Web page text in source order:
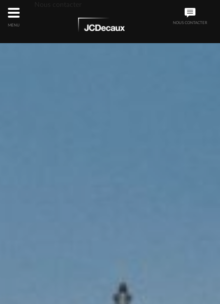
MENU
NOUS CONTACTER